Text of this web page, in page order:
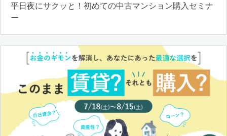
平日夜にサクッと！初めての中古マンション購入セミナ
ー